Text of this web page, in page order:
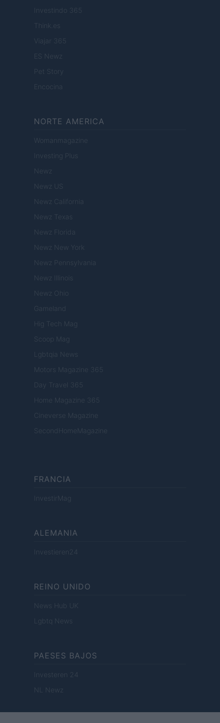
Investindo 365
Think.es
Viajar 365
ES Newz
Pet Story
Encocina
NORTE AMERICA
Womanmagazine
Investing Plus
Newz
Newz US
Newz California
Newz Texas
Newz Florida
Newz New York
Newz Pennsylvania
Newz Illinois
Newz Ohio
Gameland
Hig Tech Mag
Scoop Mag
Lgbtqia News
Motors Magazine 365
Day Travel 365
Home Magazine 365
Cineverse Magazine
SecondHomeMagazine
FRANCIA
InvestirMag
ALEMANIA
Investieren24
REINO UNIDO
News Hub UK
Lgbtq News
PAESES BAJOS
Investeren 24
NL Newz